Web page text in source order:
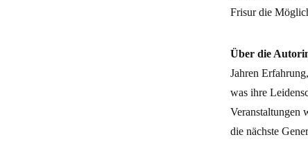
Frisur die
Über die
Jahren
was ihre
Veranstaltungen
die nächste